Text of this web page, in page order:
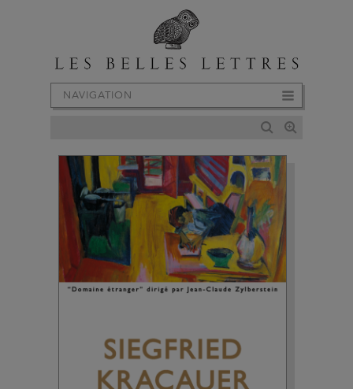
NAVIGATION